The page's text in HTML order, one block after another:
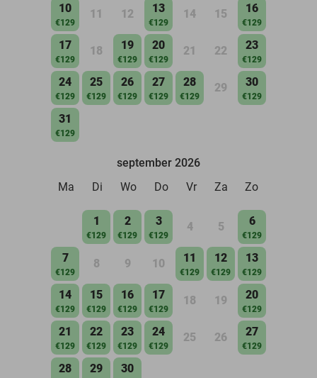
10
€129
11 12 13
€129
14 15 16
€129
17
€129
18 19
€129
20
€129
21 22 23
€129
24
€129
25
€129
26
€129
27
€129
28
€129
29 30
€129
31
€129
september 2026
Ma
Di Wo Do Vr Za Zo
1
€129
2
€129
3
€129
4 5 6
€129
7
€129
8 9 10 11
€129
12
€129
13
€129
14
€129
15
€129
16
€129
17
€129
18 19 20
€129
21
€129
22
€129
23
€129
24
€129
25 26 27
€129
28 29 30